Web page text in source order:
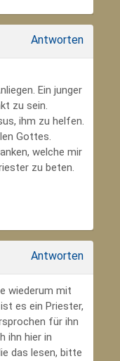
Antworten
Ein junger
zu sein.
ihm zu helfen.
Gottes.
welche mir
zu beten.
Antworten
wiederum mit
es ein Priester,
für ihn
ihn hier in
das lesen, bitte